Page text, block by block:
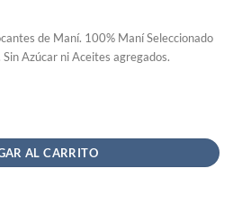
de Maní. 100% Maní Seleccionado
Azúcar ni Aceites agregados.
TACC x 380gr (Lefit) cantidad
AL CARRITO